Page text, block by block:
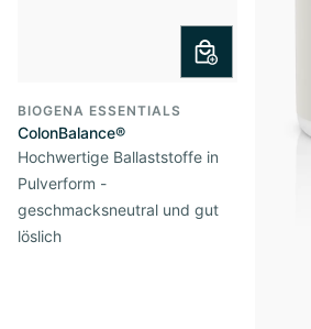
BIOGENA ESSENTIALS
ColonBalance®
Hochwertige Ballaststoffe in
Pulverform -
geschmacksneutral und gut
löslich